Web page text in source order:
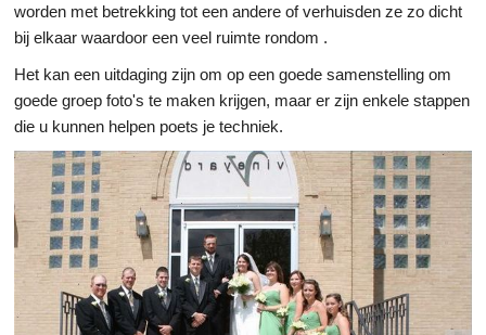
worden met betrekking tot een andere of verhuisden ze zo dicht
bij elkaar waardoor een veel ruimte rondom .
Het kan een uitdaging zijn om op een goede samenstelling om
goede groep foto's te maken krijgen, maar er zijn enkele stappen
die u kunnen helpen poets je techniek.